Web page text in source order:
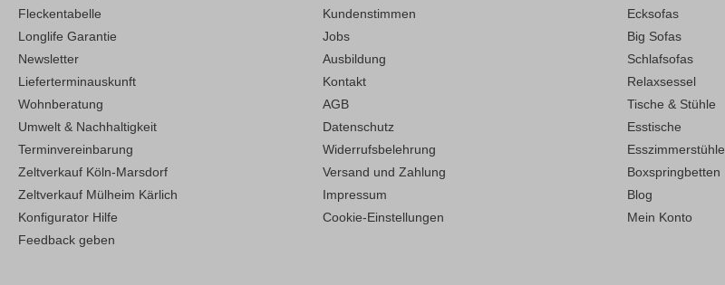
Fleckentabelle
Longlife Garantie
Newsletter
Lieferterminauskunft
Wohnberatung
Umwelt & Nachhaltigkeit
Terminvereinbarung
Zeltverkauf Köln-Marsdorf
Zeltverkauf Mülheim Kärlich
Konfigurator Hilfe
Feedback geben
Kundenstimmen
Jobs
Ausbildung
Kontakt
AGB
Datenschutz
Widerrufsbelehrung
Versand und Zahlung
Impressum
Cookie-Einstellungen
Ecksofas
Big Sofas
Schlafsofas
Relaxsessel
Tische & Stühle
Esstische
Esszimmerstühle
Boxspringbetten
Blog
Mein Konto